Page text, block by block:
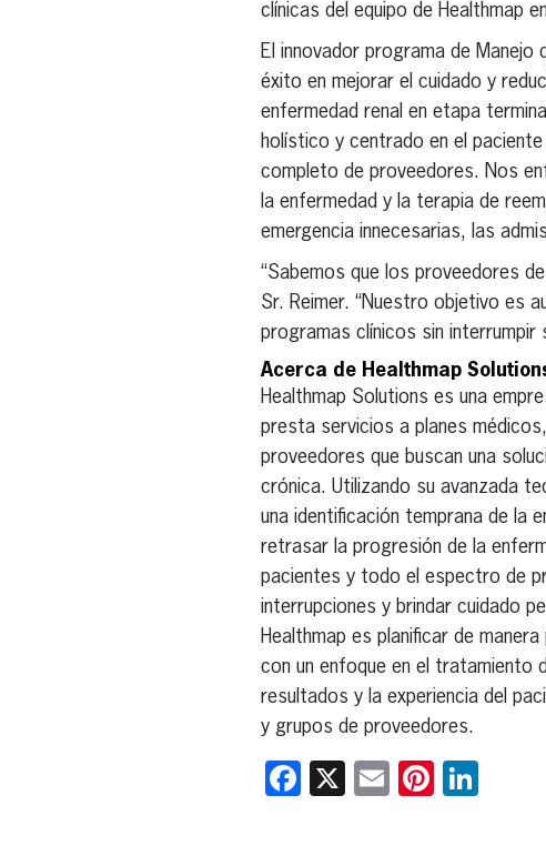
clínicas del equipo de Healthmap
El innovador programa de Manejo
éxito en mejorar el cuidado y
enfermedad renal en etapa
holístico y centrado en el
completo de proveedores. Nos
la enfermedad y la terapia de
emergencia innecesarias, las
“Sabemos que los proveedores
Sr. Reimer. “Nuestro objetivo es
programas clínicos sin interrumpir
Acerca de Healthmap
Healthmap Solutions es una
presta servicios a planes
proveedores que buscan una
crónica. Utilizando su avanzada
una identificación temprana de la
retrasar la progresión de la
pacientes y todo el espectro de
interrupciones y brindar cuidado
Healthmap es planificar de
con un enfoque en el tratamiento
resultados y la experiencia del
y grupos de proveedores.
Facebook
X Email